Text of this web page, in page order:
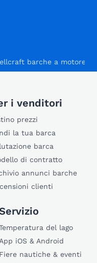
barche a motore
i venditori
prezzi
la tua barca
barca
di contratto
annunci barche
clienti
del lago
App iOS & Android
Fiere nautiche & eventi